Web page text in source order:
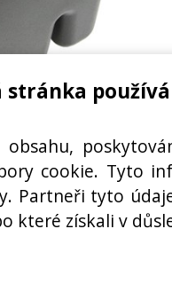
stránka
obsahu,
cookie. Tyto
Partneři tyto
které získali v